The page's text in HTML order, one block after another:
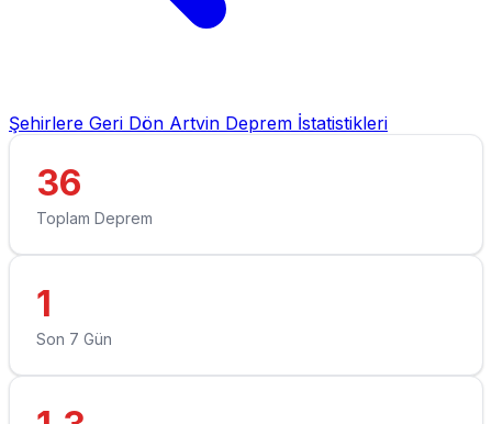
Şehirlere Geri Dön Artvin Deprem İstatistikleri
36
Toplam Deprem
1
Son 7 Gün